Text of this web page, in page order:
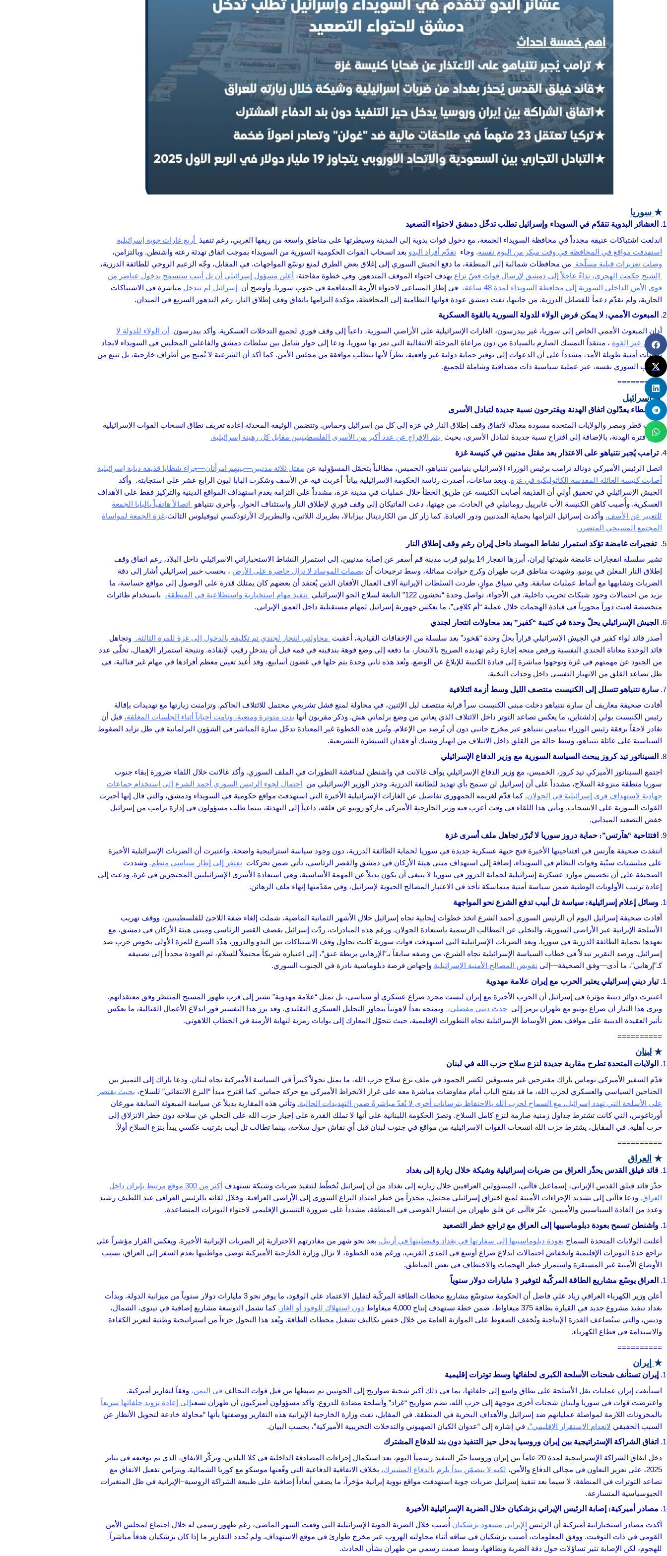
★ سوريا
العشائر البدوية تتقدّم في السويداء وإسرائيل تطلب تدخّل دمشق لاحتواء التصعيد
اندلعت اشتباكات عنيفة مجدداً في محافظة السويداء الجمعة، مع دخول قوات بدوية إلى المدينة وسيطرتها على مناطق واسعة من ريفها الغربي، رغم تنفيذ أربع غارات جوية إسرائيلية
استهدفت مواقع في المحافظة في وقت مبكر من اليوم نفسه. وجاء تقدّم أفراد البدو بعد انسحاب القوات الحكومية السورية من السويداء بموجب اتفاق تهدئة رعته واشنطن. وبالتزامن،
وصلت تعزيزات قبلية مسلّحة من محافظات شمالية إلى المنطقة، ما دفع الجيش السوري إلى إغلاق بعض الطرق لمنع توسّع المواجهات. في المقابل، وجّه الزعيم الروحي للطائفة الدرزية،
الشيخ حكمت الهجري، نداءً عاجلاً إلى دمشق لإرسال قوات فضّ نزاع بهدف احتواء الموقف المتدهور. وفي خطوة مفاجئة، أعلن مسؤول إسرائيلي أن تل أبيب ستسمح بدخول عناصر من
قوى الأمن الداخلي السورية إلى محافظة السويداء لمدة 48 ساعة،
في إطار المساعي لاحتواء الأزمة المتفاقمة في جنوب سوريا. وأوضح أن إسرائيل لم تتدخل مباشرة في الاشتباكات
الجارية، ولم تقدّم دعماً للفصائل الدرزية. من جانبها، نفت دمشق عودة قواتها النظامية إلى المحافظة، مؤكدة التزامها باتفاق وقف إطلاق النار، رغم التدهور السريع في الميدان.
المبعوث الأممي: لا يمكن فرض الولاء للدولة السورية بالقوة العسكرية
أدان المبعوث الأممي الخاص إلى سوريا، غير بيدرسون، الغارات الإسرائيلية على الأراضي السورية، داعياً إلى وقف فوري لجميع التدخلات العسكرية. وأكد بيدرسون أن الولاء للدولة لا
يُفرض عبر القوة ، منتقداً التمسك الصارم بالسيادة من دون مراعاة المرحلة الانتقالية التي تمر بها سوريا. ودعا إلى حوار شامل بين سلطات دمشق والفاعلين المحليين في السويداء لايجاد
ترتيبات أمنية طويلة الأمد، مشدداً على أن الدعوات إلى توفير حماية دولية غير واقعية، نظراً لأنها تتطلب موافقة من مجلس الأمن. كما أكد أن الشرعية لا تُمنح من أطراف خارجية، بل تنبع من
الشعب السوري نفسه، عبر عملية سياسية ذات مصداقية وشاملة للجميع.
==========
★إسرائيل
الوسطاء يعدّلون اتفاق الهدنة ويقترحون نسبة جديدة لتبادل الأسرى
قدّمت قطر ومصر والولايات المتحدة مسودة معدّلة لاتفاق وقف إطلاق النار في غزة إلى كل من إسرائيل وحماس. وتتضمن الوثيقة المحدثة إعادة تعريف نطاق انسحاب القوات الإسرائيلية
خلال فترة الهدنة، بالإضافة إلى اقتراح نسبة جديدة لتبادل الأسرى، بحيث يتم الإفراج عن عدد أكبر من الأسرى الفلسطينيين مقابل كل رهينة إسرائيلية.
ترامب يُجبر نتنياهو على الاعتذار بعد مقتل مدنيين في كنيسة غزة
اتصل الرئيس الأميركي دونالد ترامب برئيس الوزراء الإسرائيلي بنيامين نتنياهو، الخميس، مطالباً بتحمّل المسؤولية عن مقتل ثلاثة مدنيين—بينهم امرأتان—جراء شظايا قذيفة دبابة إسرائيلية
أصابت كنيسة العائلة المقدسة الكاثوليكية في غزة. وبعد ساعات، أصدرت رئاسة الحكومة الإسرائيلية بياناً أعربت فيه عن الأسف وشكرت البابا ليون الرابع عشر على استجابته. وأكد
الجيش الإسرائيلي في تحقيق أولي أن القذيفة أصابت الكنيسة عن طريق الخطأ خلال عمليات في مدينة غزة، مشدداً على التزامه بعدم استهداف المواقع الدينية والتركيز فقط على الأهداف
العسكرية. وأُصيب كاهن الكنيسة الأب غابرييل رومانيلي في الحادث. من جهتها، دعت الفاتيكان إلى وقف فوري لإطلاق النار واستئناف الحوار، وأجرى نتنياهو اتصالاً هاتفياً بالبابا الجمعة
للتعبير عن الأسف. وأكدت إسرائيل التزامها بحماية المدنيين ودور العبادة. كما زار كل من الكاردينال بيزابالا، بطريرك اللاتين، والبطريرك الأرثوذكسي ثيوفيلوس الثالث،غزة الجمعة لمواساة
المجتمع المسيحي المتضرر.
تفجيرات غامضة تؤكد استمرار نشاط الموساد داخل إيران رغم وقف إطلاق النار
تشير سلسلة انفجارات غامضة شهدتها إيران، أبرزها انفجار 14 يوليو قرب مدينة قم أسفر عن إصابة مدنيين، إلى استمرار النشاط الاستخباراتي الاسرائيلي داخل البلاد، رغم اتفاق وقف
إطلاق النار المعلن في يونيو. وشهدت مناطق قرب طهران وكرج حوادث مماثلة، وسط ترجيحات أن بصمات الموساد لا تزال حاضرة على الأرض ، بحسب خبير إسرائيلي أشار إلى دقة
الضربات وتشابهها مع أنماط عمليات سابقة. وفي سياق موازٍ، طردت السلطات الإيرانية آلاف العمال الأفغان الذين يُعتقد أن بعضهم كان يمتلك قدرة على الوصول إلى مواقع حساسة، ما
يزيد من احتمالات وجود شبكات تخريب داخلية. في الأجواء، تواصل وحدة “نخشون 122” التابعة لسلاح الجو الإسرائيلي
تنفيذ مهام استخبارية واستطلاعية في المنطقة، باستخدام طائرات
متخصصة لعبت دوراً محورياً في قيادة الهجمات خلال عملية “أم كلافِي”، ما يعكس جهوزية إسرائيل لمهام مستقبلية داخل العمق الإيراني.
الجيش الإسرائيلي يحلّ وحدة في كتيبة “كفير” بعد محاولات انتحار لجندي
أصدر قائد لواء كفير في الجيش الإسرائيلي قراراً بحلّ وحدة “هَخود” بعد سلسلة من الإخفاقات القيادية، أعقبت محاولتي انتحار لجندي تم تكليفه بالدخول إلى غزة للمرة الثالثة. وتجاهل
قائد الوحدة معاناة الجندي النفسية ورفض منحه إجازة رغم تهديده الصريح بالانتحار، ما دفعه إلى وضع فوهة بندقيته في فمه قبل أن يتدخل رقيب لإنقاذه. ونتيجة استمرار الإهمال، تخلّى عدد
من الجنود عن مهمتهم في غزة وتوجهوا مباشرة إلى قيادة الكتيبة للإبلاغ عن الوضع. وتُعد هذه ثاني وحدة يتم حلها في غضون أسابيع، وقد أُعيد تعيين معظم أفرادها في مهام غير قتالية، في
ظل تصاعد القلق من الانهيار النفسي داخل وحدات النخبة.
سارة نتنياهو تتسلل إلى الكنيست منتصف الليل وسط أزمة ائتلافية
أفادت صحيفة معاريف أن سارة نتنياهو دخلت مبنى الكنيست سراً قرابة منتصف ليل الإثنين، في محاولة لمنع فشل تشريعي محتمل للائتلاف الحاكم. وتزامنت زيارتها مع تهديدات بإقالة
رئيس الكنيست يولي إدلشتاين، ما يعكس تصاعد التوتر داخل الائتلاف الذي يعاني من وضع برلماني هش. وذكر مقربون أنها بدت متوترة ومتعبة، ونامت أحياناً أثناء الجلسات المغلقة، قبل أن
تغادر لاحقاً برفقة رئيس الوزراء بنيامين نتنياهو عبر مخرج جانبي دون أن تُرصد من الإعلام. وتُبرز هذه الخطوة غير المعتادة تدخّل سارة المباشر في الشؤون البرلمانية في ظل تزايد الضغوط
السياسية على عائلة نتنياهو، وسط حالة من القلق داخل الائتلاف من انهيار وشيك أو فقدان السيطرة التشريعية.
السيناتور تيد كروز يبحث السياسة السورية مع وزير الدفاع الإسرائيلي
اجتمع السيناتور الأميركي تيد كروز، الخميس، مع وزير الدفاع الإسرائيلي يوآف غالانت في واشنطن لمناقشة التطورات في الملف السوري. وأكد غالانت خلال اللقاء ضرورة إبقاء جنوب
سوريا منطقة منزوعة السلاح، مشدداً على أن إسرائيل لن تسمح بأي تهديد للطائفة الدرزية. وحذر الوزير الإسرائيلي من احتمال لجوء الرئيس السوري أحمد الشرع إلى استخدام جماعات
جهادية لاستهداف قرى إسرائيلية في الجولان. كما قدّم لغريمه الجمهوري تفاصيل عن الغارات الإسرائيلية الأخيرة التي استهدفت مواقع حكومية في السويداء ودمشق، والتي قال إنها أجبرت
القوات السورية على الانسحاب. ويأتي هذا اللقاء في وقت أعرب فيه وزير الخارجية الأميركي ماركو روبيو عن قلقه، داعياً إلى التهدئة، بينما طلب مسؤولون في إدارة ترامب من إسرائيل
خفض التصعيد الميداني.
افتتاحية “هآرتس”: حماية دروز سوريا لا تُبرّر تجاهل ملف أسرى غزة
انتقدت صحيفة هآرتس في افتتاحيتها الأخيرة فتح جبهة عسكرية جديدة في سوريا لحماية الطائفة الدرزية، دون وجود سياسة استراتيجية واضحة. واعتبرت أن الضربات الإسرائيلية الأخيرة
على ميليشيات سنّية وقوات النظام في السويداء، إضافة إلى استهداف مبنى هيئة الأركان في دمشق والقصر الرئاسي، تأتي ضمن تحركات تفتقر إلى إطار سياسي منظم. وشددت
الصحيفة على أن تخصيص موارد عسكرية إسرائيلية لحماية الدروز في سوريا لا ينبغي أن يكون بديلاً عن المهمة الأساسية، وهي استعادة الأسرى الإسرائيليين المحتجزين في غزة. ودعت إلى
إعادة ترتيب الأولويات الوطنية ضمن سياسة أمنية متماسكة تأخذ في الاعتبار المصالح الحيوية لإسرائيل، وفي مقدّمتها إنهاء ملف الرهائن.
وسائل إعلام إسرائيلية: سياسة تل أبيب تدفع الشرع نحو المواجهة
أفادت صحيفة إسرائيل اليوم أن الرئيس السوري أحمد الشرع اتخذ خطوات إيجابية تجاه إسرائيل خلال الأشهر الثمانية الماضية، شملت إلغاء صفة اللاجئ للفلسطينيين، ووقف تهريب
الأسلحة الإيرانية عبر الأراضي السورية، والتخلي عن المطالب الرسمية باستعادة الجولان. ورغم هذه المبادرات، ردّت إسرائيل بقصف القصر الرئاسي ومبنى هيئة الأركان في دمشق، مع
تعهدها بحماية الطائفة الدرزية في سوريا. وبعد الضربات الإسرائيلية التي استهدفت قوات سورية كانت تحاول وقف الاشتباكات بين البدو والدروز، هدّد الشرع للمرة الأولى بخوض حرب ضد
إسرائيل. ورصد التقرير تبدلاً في خطاب السياسة الإسرائيلية تجاه الشرع، من وصفه سابقاً بـ”الإرهابي بربطة عنق”، إلى اعتباره شريكاً محتملاً للسلام، ثم العودة مجدداً إلى تصنيفه
كـ”إرهابي”، ما أدى—وفق الصحيفة—إلى تقويض المصالح الأمنية الإسرائيلية وإجهاض فرصة دبلوماسية نادرة في الجنوب السوري.
تيار ديني إسرائيلي يعتبر الحرب مع إيران علامة مهدوية
اعتبرت دوائر دينية مؤثرة في إسرائيل أن الحرب الأخيرة مع إيران ليست مجرد صراع عسكري أو سياسي، بل تمثل “علامة مهدوية” تشير إلى قرب ظهور المسيح المنتظر وفق معتقداتهم.
ويرى هذا التيار أن صراع يونيو مع طهران يرمز إلى حدث ديني مفصلي، ويمنحه بعداً لاهوتياً يتجاوز التحليل العسكري التقليدي. وقد برز هذا التفسير فور اندلاع الأعمال القتالية، ما يعكس
تأثير العقيدة الدينية على مواقف بعض الأوساط الإسرائيلية تجاه التطورات الإقليمية، حيث تتحوّل المعارك إلى بوابات رمزية لنهاية الأزمنة في الخطاب اللاهوتي.
==========
★ لبنان
الولايات المتحدة تطرح مقاربة جديدة لنزع سلاح حزب الله في لبنان
قدّم السفير الأميركي توماس باراك مقترحين غير مسبوقين لكسر الجمود في ملف نزع سلاح حزب الله، ما يمثل تحولاً كبيراً في السياسة الأميركية تجاه لبنان. ودعا باراك إلى التمييز بين
الجناحين السياسي والعسكري لحزب الله، ما قد يفتح الباب أمام مفاوضات مباشرة معه على غرار الانخراط الأميركي مع حركة حماس. كما اقترح مبدأ “النزع الانتقائي” للسلاح، بحيث يقتصر
على الأسلحة التي تهدد إسرائيل، مع السماح لحزب الله بالاحتفاظ بترسانات أخرى لا تُعدّ مباشرةً ضمن التهديدات الحالية. وتأتي هذه المقاربة بديلاً عن سياسة المبعوثة السابقة مورغان
أورتاغوس، التي كانت تشترط جداول زمنية صارمة لنزع كامل السلاح. وتصرّ الحكومة اللبنانية على أنها لا تملك القدرة على إجبار حزب الله على التخلي عن سلاحه دون خطر الانزلاق إلى
حرب أهلية. في المقابل، يشترط حزب الله انسحاب القوات الإسرائيلية من مواقع في جنوب لبنان قبل أي نقاش حول سلاحه، بينما تطالب تل أبيب بترتيب عكسي يبدأ بنزع السلاح أولاً.
==========
★ العراق
قائد فيلق القدس يحذّر العراق من ضربات إسرائيلية وشيكة خلال زيارة إلى بغداد
حذّر قائد فيلق القدس الإيراني، إسماعيل قاآني، المسؤولين العراقيين خلال زيارته إلى بغداد من أن إسرائيل تُخطّط لتنفيذ ضربات وشيكة تستهدف
أكثر من 300 موقع مرتبط بإيران داخل
العراق. ودعا قاآني إلى تشديد الإجراءات الأمنية لمنع اختراق إسرائيلي محتمل، محذراً من خطر امتداد النزاع السوري إلى الأراضي العراقية. وخلال لقائه بالرئيس العراقي عبد اللطيف رشيد
وعدد من القادة السياسيين والأمنيين، عبّر قاآني عن قلق طهران من انتشار الفوضى في المنطقة، مشدداً على ضرورة التنسيق الإقليمي لاحتواء التوترات المتصاعدة.
واشنطن تسمح بعودة دبلوماسييها إلى العراق مع تراجع خطر التصعيد
أعلنت الولايات المتحدة السماح بعودة دبلوماسييها إلى سفارتها في بغداد وقنصليتها في أربيل، بعد نحو شهر من مغادرتهم الاحترازية إثر الضربات الإيرانية الأخيرة. ويعكس القرار مؤشراً على
تراجع حدة التوترات الإقليمية وانخفاض احتمالات اندلاع صراع أوسع في المدى القريب. ورغم هذه الخطوة، لا تزال وزارة الخارجية الأميركية توصي مواطنيها بعدم السفر إلى العراق، بسبب
الأوضاع الأمنية غير المستقرة واستمرار خطر الهجمات والاختطاف في بعض المناطق.
العراق يوسّع مشاريع الطاقة المركّبة لتوفير 3 مليارات دولار سنوياً
أعلن وزير الكهرباء العراقي زياد علي فاضل أن الحكومة ستوسّع مشاريع محطات الطاقة المركّبة لتقليل الاعتماد على الوقود، ما يوفر نحو 3 مليارات دولار سنوياً من ميزانية الدولة. وبدأت
بغداد تنفيذ مشروع جديد في القيارة بطاقة 375 ميغاواط، ضمن خطة تستهدف إنتاج 4,000 ميغاواط
دون استهلاك للوقود أو الغاز. كما تشمل التوسعة مشاريع إضافية في نينوى، الشمال،
ودبس، والتي ستُضاعف القدرة الإنتاجية وتُخفف الضغوط على الموازنة العامة من خلال خفض تكاليف تشغيل محطات الطاقة. ويُعد هذا التحول جزءاً من استراتيجية وطنية لتعزيز الكفاءة
والاستدامة في قطاع الكهرباء.
==========
★ إيران
إيران تستأنف شحنات الأسلحة الكبرى لحلفائها وسط توترات إقليمية
استأنفت إيران عمليات نقل الأسلحة على نطاق واسع إلى حلفائها، بما في ذلك أكبر شحنة صواريخ إلى الحوثيين تم ضبطها من قبل قوات التحالف في اليمن، وفقاً لتقارير أميركية.
واعترضت قوات في سوريا ولبنان شحنات أخرى موجهة إلى حزب الله، تضم صواريخ “غراد” وأسلحة مضادة للدروع. وأكد مسؤولون أميركيون أن طهران تسعىإلى إعادة تزويد حلفائها سريعاً
بالمخزونات اللازمة لمواصلة عملياتهم ضد إسرائيل والأهداف البحرية في المنطقة. في المقابل، نفت وزارة الخارجية الإيرانية هذه التقارير ووصفتها بأنها “محاولة خادعة لتحويل الأنظار عن
السبب الحقيقي لانعدام الاستقرار الإقليمي”، في إشارة إلى “عدوان الكيان الصهيوني والتدخلات التخريبية الأميركية”، بحسب البيان.
اتفاق الشراكة الإستراتيجية بين إيران وروسيا يدخل حيز التنفيذ دون بند للدفاع المشترك
دخل اتفاق الشراكة الإستراتيجية لمدة 20 عاماً بين إيران وروسيا حيّز التنفيذ رسمياً اليوم، بعد استكمال إجراءات المصادقة الداخلية في كلا البلدين. ويركّز الاتفاق، الذي تم توقيعه في يناير
2025، على تعزيز التعاون في مجالي الدفاع والأمن،
لكنه لا يتضمّن بنداً يلزم بالدفاع المشترك، بخلاف الاتفاقية الدفاعية التي وقّعتها موسكو مع كوريا الشمالية. ويتزامن تفعيل الاتفاق مع
تصاعد التوترات في المنطقة، لا سيما بعد تنفيذ إسرائيل ضربات جوية استهدفت مواقع نووية إيرانية مؤخراً، ما يضفي أبعاداً إضافية على طبيعة الشراكة الروسية–الإيرانية في ظل المتغيرات
الجيوسياسية المتسارعة.
مصادر أميركية: إصابة الرئيس الإيراني بزشكيان خلال الضربة الإسرائيلية الأخيرة
أكدت مصادر استخباراتية أميركية أن الرئيس الإيراني مسعود بزشكيان أُصيب خلال الضربة الجوية الإسرائيلية التي وقعت الشهر الماضي، رغم ظهور رسمي له خلال اجتماع لمجلس الأمن
القومي في ذات التوقيت. ووفق المعلومات، أُصيب بزشكيان في ساقه أثناء محاولته الهروب عبر مخرج طوارئ في موقع الاستهداف. ولم تُحدد التقارير ما إذا كان بزشكيان هدفاً مباشراً
للهجوم، لكن الإصابة تثير تساؤلات حول دقة الضربة ونطاقها، وسط صمت رسمي من طهران بشأن الحادث.